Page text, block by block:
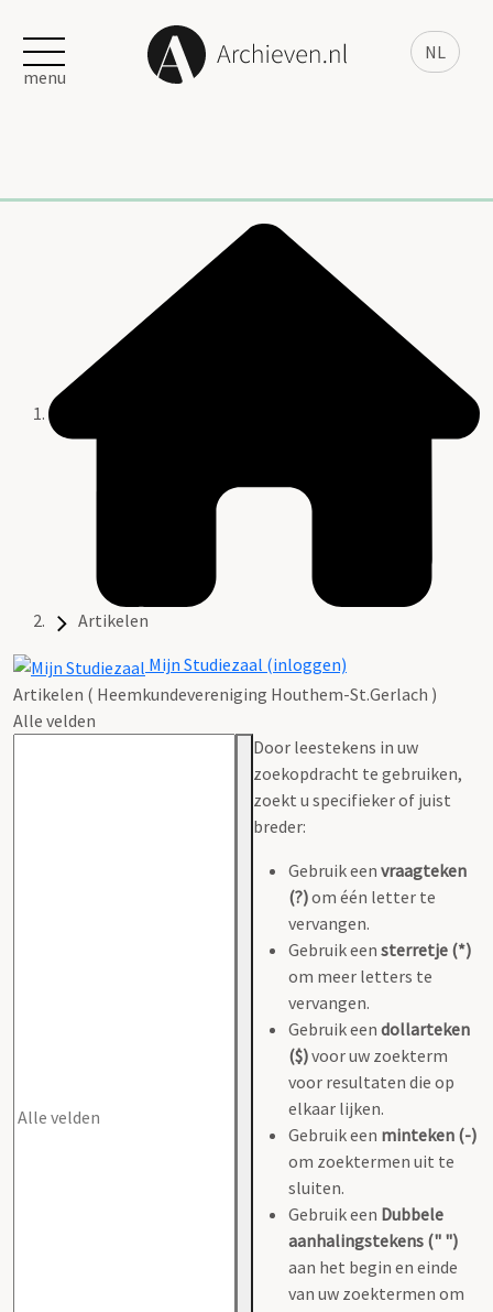
NL
menu
Artikelen
Mijn Studiezaal (inloggen)
Artikelen ( Heemkundevereniging Houthem-St.Gerlach )
Alle velden
Door leestekens in uw
zoekopdracht te gebruiken,
zoekt u specifieker of juist
breder:
Gebruik een vraagteken
(?)om één letter te
vervangen.
Gebruik een sterretje (*)
om meer letters te
vervangen.
Gebruik een dollarteken
($)voor uw zoekterm
voor resultaten die op
elkaar lijken.
Gebruik een minteken (-)
om zoektermen uit te
sluiten.
Gebruik een Dubbele
aanhalingstekens (" ")
aan het begin en einde
van uw zoektermen om